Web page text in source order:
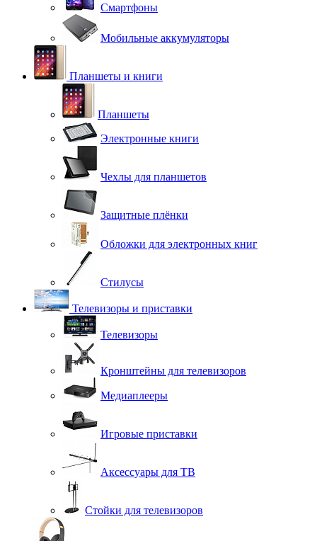
Смартфоны
Мобильные аккумуляторы
Планшеты и книги
Планшеты
Электронные книги
Чехлы для планшетов
Защитные плёнки
Обложки для электронных книг
Стилусы
Телевизоры и приставки
Телевизоры
Кронштейны для телевизоров
Медиаплееры
Игровые приставки
Аксессуары для ТВ
Стойки для телевизоров